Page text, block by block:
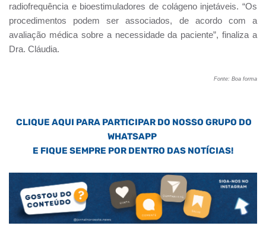
radiofrequência e bioestimuladores de colágeno injetáveis. “Os
procedimentos podem ser associados, de acordo com a
avaliação médica sobre a necessidade da paciente”, finaliza a
Dra. Cláudia.
Fonte: Boa forma
CLIQUE AQUI PARA PARTICIPAR DO NOSSO GRUPO DO
WHATSAPP
E FIQUE SEMPRE POR DENTRO DAS NOTÍCIAS!